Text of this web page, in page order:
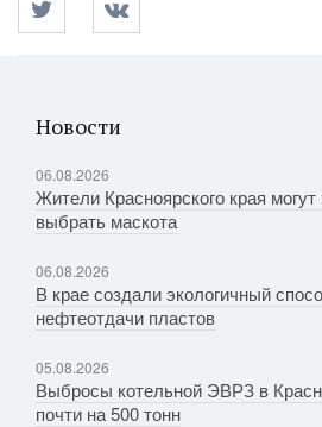
Новости
06.08.2026
Жители Красноярского края
выбрать маскота
06.08.2026
В крае создали экологичный
нефтеотдачи пластов
05.08.2026
Выбросы котельной ЭВРЗ в
почти на 500 тонн